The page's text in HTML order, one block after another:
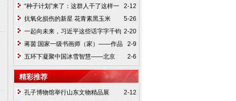
2-12
“种子计划”来了：这群人干了这样一
件大事
5-26
抗氧化损伤的新星 花青素黑玉米
2-20
一起向未来，习近平这些话字字千钧
2-9
蒋茵:国家一级书画师（家）——作品
欣赏
2-6
五环下凝聚中国冰雪智慧——北京
2022年冬奥会开幕式诞生记
精彩推荐
2-12
孔子博物馆举行山东文物精品展